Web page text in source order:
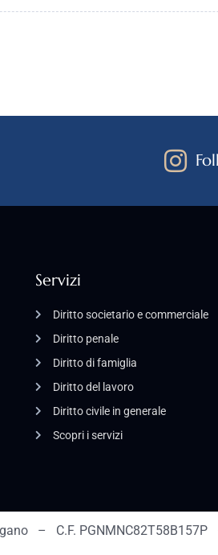
Servizi
Diritto societario e commerciale
Diritto penale
Diritto di famiglia
Diritto del lavoro
Diritto civile in generale
Scopri i servizi
– C.F.